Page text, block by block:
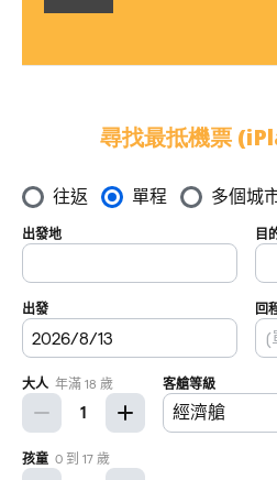
尋找最抵機票